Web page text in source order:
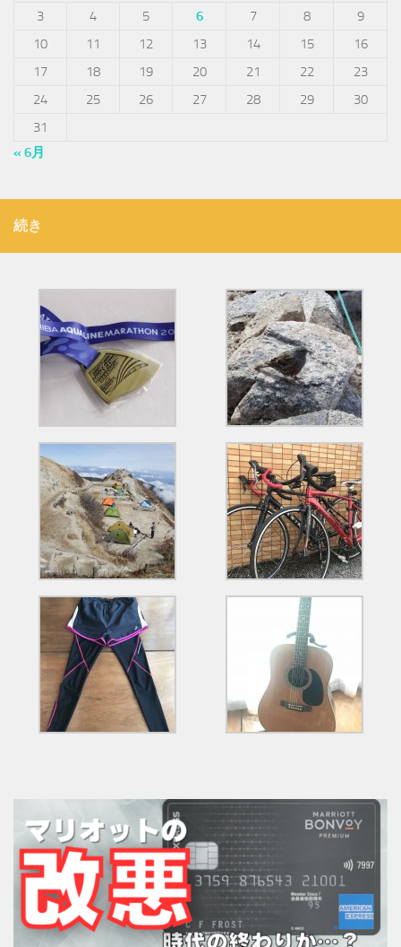
3
4 5 6 7 8
9
10
11 12 13 14 15
16
17
18 19 20 21 22
23
24
25 26 27 28 29
30
31
« 6月
続き